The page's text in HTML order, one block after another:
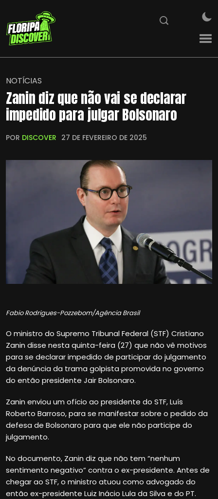
NOTÍCIAS
Zanin diz que não vai se declarar
impedido para julgar Bolsonaro
POR DISCOVER 27 DE FEVEREIRO DE 2025
Fabio Rodrigues-Pozzebom/Agência Brasil
O ministro do Supremo Tribunal Federal (STF) Cristiano
Zanin disse nesta quinta-feira (27) que não vê motivos
para se declarar impedido de participar do julgamento
da denúncia da trama golpista promovida no governo
do então presidente Jair Bolsonaro.
Zanin enviou um ofício ao presidente do STF, Luís
Roberto Barroso, para se manifestar sobre o pedido da
defesa de Bolsonaro para que ele não participe do
julgamento.
No documento, Zanin diz que não tem “nenhum
sentimento negativo” contra o ex-presidente. Antes de
chegar ao STF, o ministro atuou como advogado do
então ex-presidente Luiz Inácio Lula da Silva e do PT.